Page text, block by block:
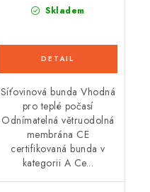
Skladem
Síťovinová bunda Vhodná
pro teplé počasí
Odnímatelná větruodolná
membrána CE
certifikovaná bunda v
kategorii A Ce...